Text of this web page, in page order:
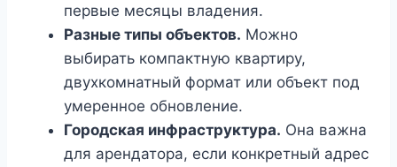
первые месяцы владения.
Разные типы объектов. Можно
выбирать компактную квартиру,
двухкомнатный формат или объект под
умеренное обновление.
Городская инфраструктура. Она важна
для арендатора, если конкретный адрес